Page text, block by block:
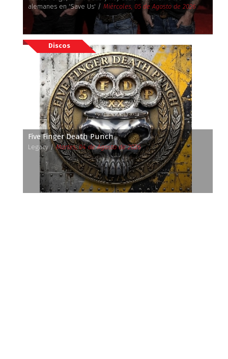
alemanes en 'Save Us' / Miércoles, 05 de Agosto de 2026
Discos
Five Finger Death Punch
Legacy /Martes, 04 de Agosto de 2026